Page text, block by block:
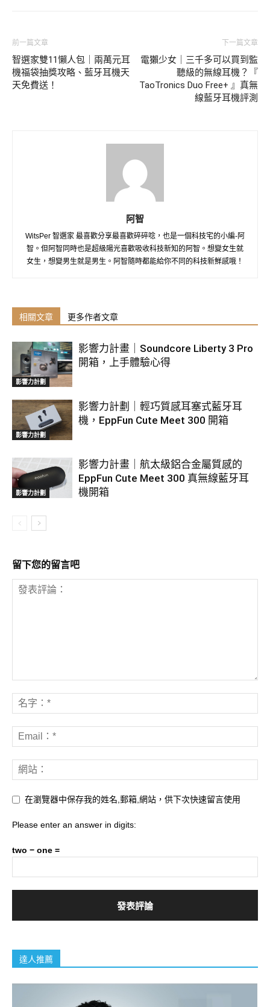
前一篇文章
智選家雙11懶人包｜兩萬元耳
機福袋抽獎攻略、藍牙耳機天
天免費送！
下一篇文章
電獺少女｜三千多可以買到監
聽級的無線耳機？『
TaoTronics Duo Free+ 』真無
線藍牙耳機評測
阿智
WitsPer 智選家 最喜歡分享最喜歡碎碎唸，也是一個科技宅的小編-阿
智。但阿智同時也是超級陽光喜歡吸收科技新知的阿智。想變女生就
女生，想變男生就是男生。阿智隨時都能給你不同的科技新鮮感哦！
相關文章 更多作者文章
影響力計劃
影響力計畫｜Soundcore Liberty 3 Pro
開箱，上手體驗心得
影響力計劃
影響力計劃｜輕巧質感耳塞式藍牙耳
機，EppFun Cute Meet 300 開箱
影響力計劃
影響力計畫｜航太級鋁合金屬質感的
EppFun Cute Meet 300 真無線藍牙耳
機開箱
留下您的留言吧
在瀏覽器中保存我的姓名,郵箱,網站，供下次快速留言使用
Please enter an answer in digits:
two − one =
達人推薦